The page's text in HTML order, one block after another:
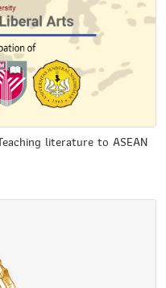
literature to ASEAN